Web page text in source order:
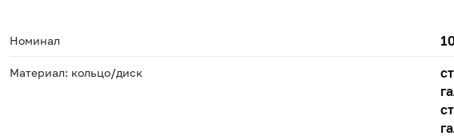
Номинал
Материал: кольцо/диск